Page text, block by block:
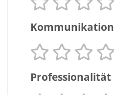
Kommunikation
Professionalität